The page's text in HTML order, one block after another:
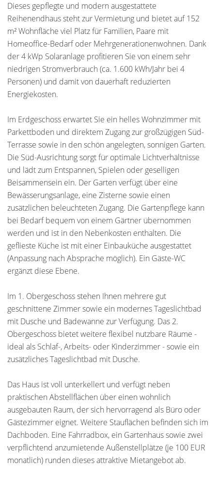
Dieses gepflegte und modern ausgestattete
Reihenendhaus steht zur Vermietung und bietet auf 152
m² Wohnfläche viel Platz für Familien, Paare mit
Homeoffice-Bedarf oder Mehrgenerationenwohnen. Dank
der 4 kWp Solaranlage profitieren Sie von einem sehr
niedrigen Stromverbrauch (ca. 1.600 kWh/Jahr bei 4
Personen) und damit von dauerhaft reduzierten
Energiekosten.
Im Erdgeschoss erwartet Sie ein helles Wohnzimmer mit
Parkettboden und direktem Zugang zur großzügigen Süd-
Terrasse sowie in den schön angelegten, sonnigen Garten.
Die Süd-Ausrichtung sorgt für optimale Lichtverhältnisse
und lädt zum Entspannen, Spielen oder geselligen
Beisammensein ein. Der Garten verfügt über eine
Bewässerungsanlage, eine Zisterne sowie einen
zusätzlichen beleuchteten Zugang. Die Gartenpflege kann
bei Bedarf bequem von einem Gärtner übernommen
werden und ist in den Nebenkosten enthalten. Die
geflieste Küche ist mit einer Einbauküche ausgestattet
(Anpassung nach Absprache möglich). Ein Gäste-WC
ergänzt diese Ebene.
Im 1. Obergeschoss stehen Ihnen mehrere gut
geschnittene Zimmer sowie ein modernes Tageslichtbad
mit Dusche und Badewanne zur Verfügung. Das 2.
Obergeschoss bietet weitere flexibel nutzbare Räume -
ideal als Schlaf-, Arbeits- oder Kinderzimmer - sowie ein
zusätzliches Tageslichtbad mit Dusche.
Das Haus ist voll unterkellert und verfügt neben
praktischen Abstellflächen über einen wohnlich
ausgebauten Raum, der sich hervorragend als Büro oder
Gästezimmer eignet. Weitere Stauflächen befinden sich im
Dachboden. Eine Fahrradbox, ein Gartenhaus sowie zwei
verpflichtend anzumietende Außenstellplätze (je 100 EUR
monatlich) runden dieses attraktive Mietangebot ab.